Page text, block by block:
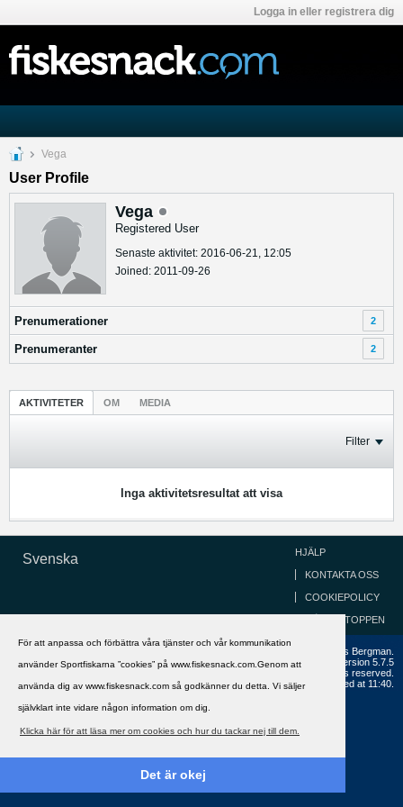
För att anpassa och förbättra våra tjänster och vår kommunikation
använder Sportfiskarna ”cookies” på www.fiskesnack.com.Genom att
använda dig av www.fiskesnack.com så godkänner du detta. Vi säljer
självklart inte vidare någon information om dig.
Klicka här för att läsa mer om cookies och hur du tackar nej till dem.
Det är okej
Logga in eller registrera dig
Vega
User Profile
Vega
Registered User
Senaste aktivitet: 2016-06-21, 12:05
Joined: 2011-09-26
Prenumerationer 2
Prenumeranter 2
AKTIVITETER OM MEDIA
Filter
Inga aktivitetsresultat att visa
Svenska HJÄLP
KONTAKTA OSS
COOKIEPOLICY
GÅ TILL TOPPEN
Copyright ©2002 - 2021, FiskeSnack.com. Grundad 2002 av Anders Bergman.
Powered byvBulletin®
Version 5.7.5
Copyright © 2026 MH Sub I, LLC dba vBulletin. All rights reserved.
All times are GMT+1. This page was generated at 11:40.